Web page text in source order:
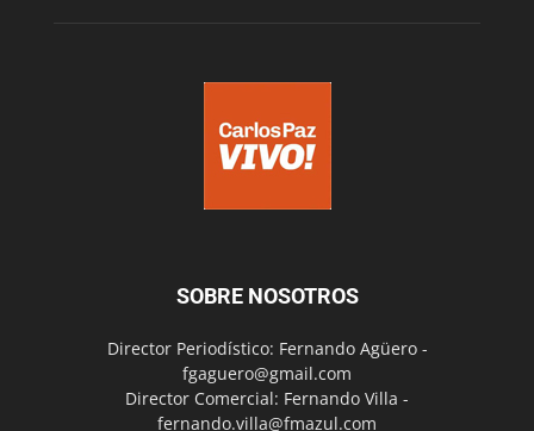
SOBRE NOSOTROS
Director Periodístico: Fernando Agüero -
fgaguero@gmail.com
Director Comercial: Fernando Villa -
fernando.villa@fmazul.com